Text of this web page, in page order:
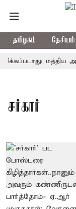
தமிழகம் தேசியம்
மத்திய
சர்கார்